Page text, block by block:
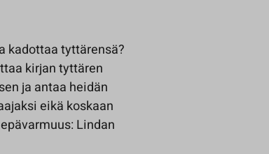
kadottaa tyttärensä?
kirjan tyttären
ja antaa heidän
eikä koskaan
Lindan